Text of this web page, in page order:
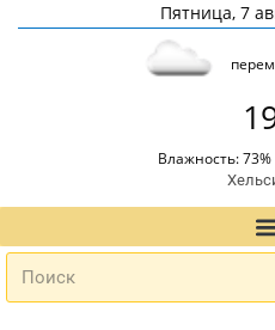
Пятница, 7
Влажность: